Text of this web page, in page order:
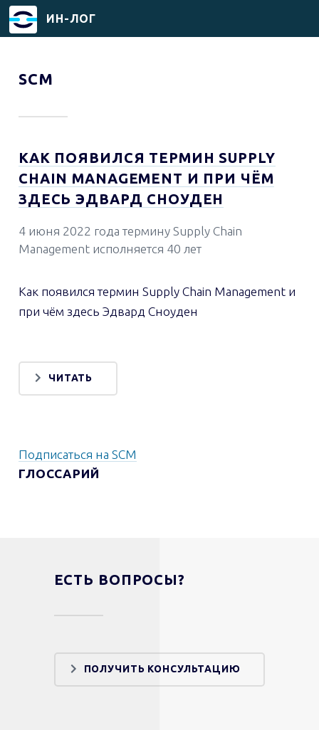
основному
ИН-ЛОГ
SCM
КАК ПОЯВИЛСЯ ТЕРМИН SUPPLY
CHAIN MANAGEMENT И ПРИ ЧЁМ
ЗДЕСЬ ЭДВАРД СНОУДЕН
4 июня 2022 года термину Supply Chain
Management исполняется 40 лет
Как появился термин Supply Chain Management и
при чём здесь Эдвард Сноуден
ЧИТАТЬ
Подписаться на SCM
ГЛОССАРИЙ
ЕСТЬ ВОПРОСЫ?
ПОЛУЧИТЬ КОНСУЛЬТАЦИЮ